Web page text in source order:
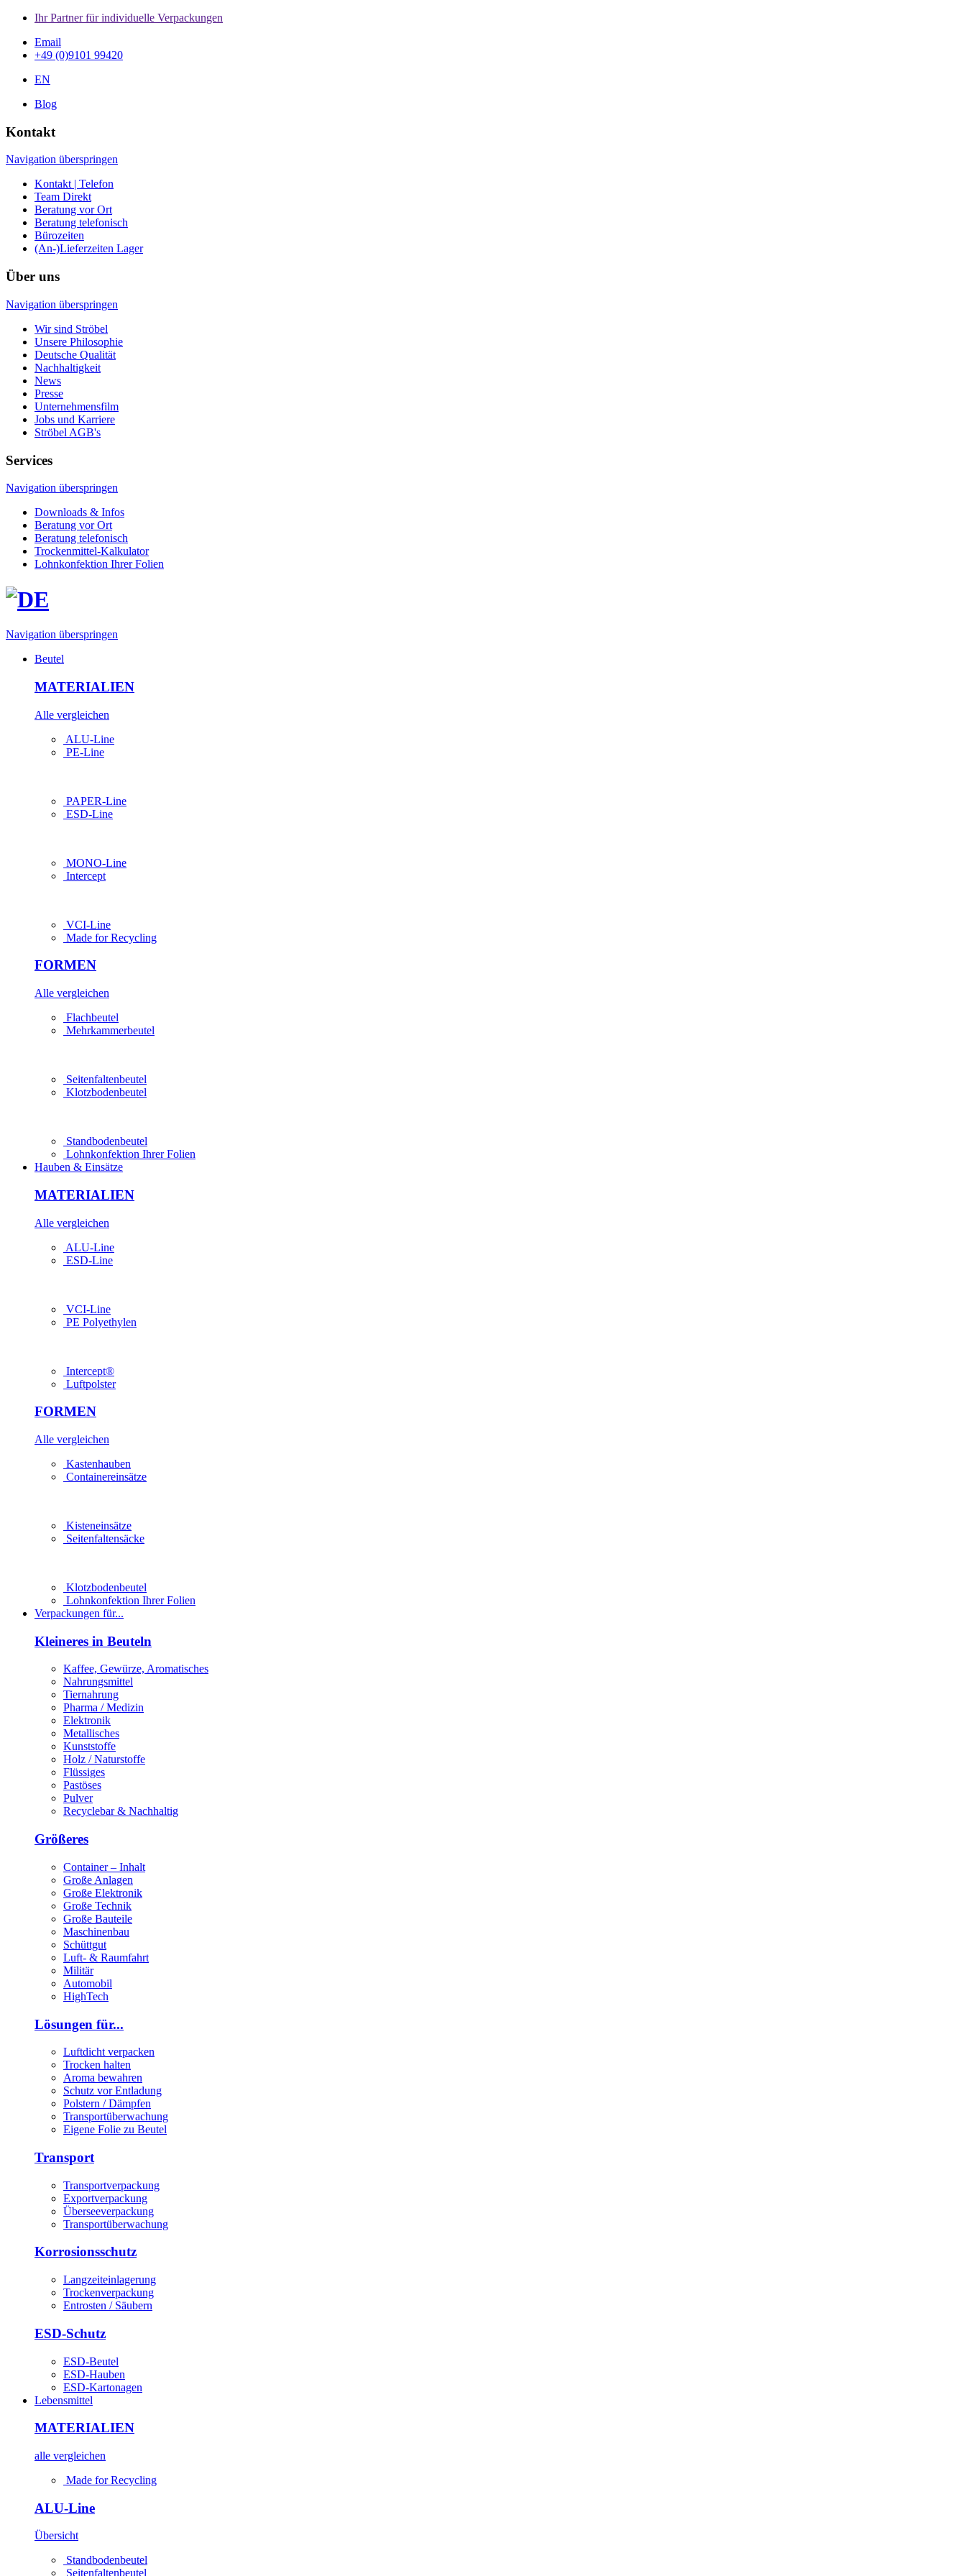
Ihr Partner für individuelle Verpackungen
Email
+49 (0)9101 99420
EN
Blog
Kontakt
Navigation überspringen
Kontakt | Telefon
Team Direkt
Beratung vor Ort
Beratung telefonisch
Bürozeiten
(An-)Lieferzeiten Lager
Über uns
Navigation überspringen
Wir sind Ströbel
Unsere Philosophie
Deutsche Qualität
Nachhaltigkeit
News
Presse
Unternehmensfilm
Jobs und Karriere
Ströbel AGB's
Services
Navigation überspringen
Downloads & Infos
Beratung vor Ort
Beratung telefonisch
Trockenmittel-Kalkulator
Lohn­konfektion Ihrer Folien
Navigation überspringen
Beutel
MATERIALIEN
Alle vergleichen
ALU-Line
PE-Line
PAPER-Line
ESD-Line
MONO-Line
Intercept
VCI-Line
Made for Recycling
FORMEN
Alle vergleichen
Flachbeutel
Mehrkammer­beutel
Seitenfaltenbeutel
Klotzbodenbeutel
Standbodenbeutel
Lohn­konfektion Ihrer Folien
Hauben & Einsätze
MATERIALIEN
Alle vergleichen
ALU-Line
ESD-Line
VCI-Line
PE Polyethylen
Intercept®
Luftpolster
FORMEN
Alle vergleichen
Kastenhauben
Containereinsätze
Kisteneinsätze
Seitenfaltensäcke
Klotzbodenbeutel
Lohn­konfektion Ihrer Folien
Verpackungen für...
Kleineres in Beuteln
Kaffee, Gewürze, Aromatisches
Nahrungsmittel
Tiernahrung
Pharma / Medizin
Elektronik
Metallisches
Kunststoffe
Holz / Naturstoffe
Flüssiges
Pastöses
Pulver
Recyclebar & Nachhaltig
Größeres
Container – Inhalt
Große Anlagen
Große Elektronik
Große Technik
Große Bauteile
Maschinenbau
Schüttgut
Luft- & Raumfahrt
Militär
Automobil
HighTech
Lösungen für...
Luftdicht verpacken
Trocken halten
Aroma bewahren
Schutz vor Entladung
Polstern / Dämpfen
Transportüberwachung
Eigene Folie zu Beutel
Transport
Transportverpackung
Exportverpackung
Überseeverpackung
Transportüberwachung
Korrosionsschutz
Langzeiteinlagerung
Trockenverpackung
Entrosten / Säubern
ESD-Schutz
ESD-Beutel
ESD-Hauben
ESD-Kartonagen
Lebensmittel
MATERIALIEN
alle vergleichen
Made for Recycling
ALU-Line
Übersicht
Standbodenbeutel
Seitenfaltenbeutel